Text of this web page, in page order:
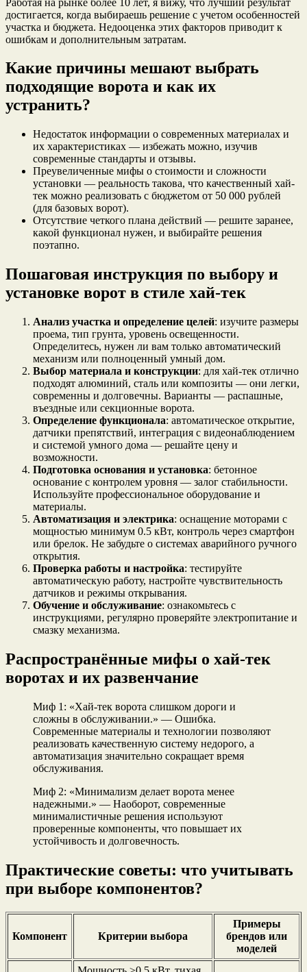
достигается, когда выбираешь решение с учетом особенностей
участка и бюджета. Недооценка этих факторов приводит к
ошибкам и дополнительным затратам.
Какие причины мешают выбрать
подходящие ворота и как их
устранить?
Недостаток информации о современных материалах и
их характеристиках — избежать можно, изучив
современные стандарты и отзывы.
Преувеличенные мифы о стоимости и сложности
установки — реальность такова, что качественный хай-
тек можно реализовать с бюджетом от 50 000 рублей
(для базовых ворот).
Отсутствие четкого плана действий — решите заранее,
какой функционал нужен, и выбирайте решения
поэтапно.
Пошаговая инструкция по выбору и
установке ворот в стиле хай-тек
Анализ участка и определение целей: изучите размеры
проема, тип грунта, уровень освещенности.
Определитесь, нужен ли вам только автоматический
механизм или полноценный умный дом.
Выбор материала и конструкции: для хай-тек отлично
подходят алюминий, сталь или композиты — они легки,
современны и долговечны. Варианты — распашные,
въездные или секционные ворота.
Определение функционала: автоматическое открытие,
датчики препятствий, интеграция с видеонаблюдением
и системой умного дома — решайте цену и
возможности.
Подготовка основания и установка: бетонное
основание с контролем уровня — залог стабильности.
Используйте профессиональное оборудование и
материалы.
Автоматизация и электрика: оснащение моторами с
мощностью минимум 0.5 кВт, контроль через смартфон
или брелок. Не забудьте о системах аварийного ручного
открытия.
Проверка работы и настройка: тестируйте
автоматическую работу, настройте чувствительность
датчиков и режимы открывания.
Обучение и обслуживание: ознакомьтесь с
инструкциями, регулярно проверяйте электропитание и
смазку механизма.
Распространённые мифы о хай-тек
воротах и их развенчание
Миф 1: «Хай-тек ворота слишком дороги и
сложны в обслуживании.» — Ошибка.
Современные материалы и технологии позволяют
реализовать качественную систему недорого, а
автоматизация значительно сокращает время
обслуживания.
Миф 2: «Минимализм делает ворота менее
надежными.» — Наоборот, современные
минималистичные решения используют
проверенные компоненты, что повышает их
устойчивость и долговечность.
Практические советы: что учитывать
при выборе компонентов?
Компонент Критерии выбора
Примеры
брендов или
моделей